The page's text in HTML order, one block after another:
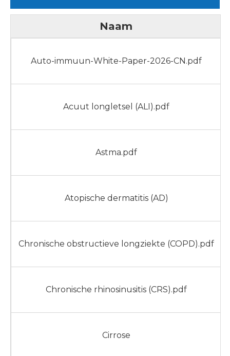
Naam
Auto-immuun-White-Paper-2026-CN.pdf
Acuut longletsel (ALI).pdf
Astma.pdf
Atopische dermatitis (AD)
Chronische obstructieve longziekte (COPD).pdf
Chronische rhinosinusitis (CRS).pdf
Cirrose